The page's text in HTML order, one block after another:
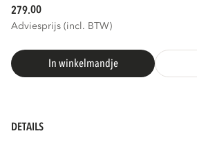
279.00
Adviesprijs (incl. BTW)
In winkelmandje
DETAILS